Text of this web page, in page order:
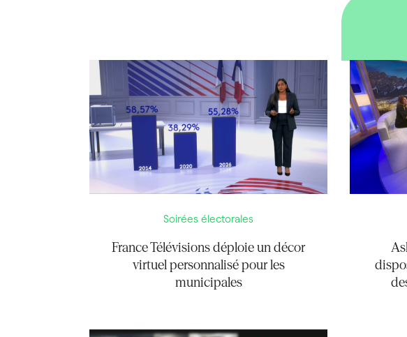
Soirées électorales
France Télévisions déploie un décor
virtuel personnalisé pour les
municipales